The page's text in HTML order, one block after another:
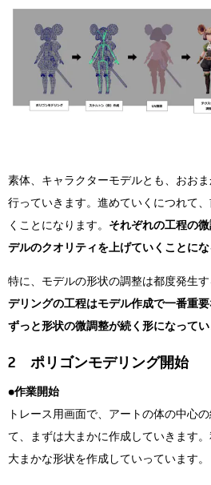
素体、キャラクターモデルとも、おお
行っていきます。進めていくにつれて
くことになります。 それぞれの工程の
デルのクオリティを上げていくことにな
特に、モデルの形状の調整は都度発生す
デリングの工程はモデル作成で一番重
ずっと形状の微調整が続く形になってい
2 ポリゴンモデリング開始
●作業開始
トレース用画面で、アートの体の中心
て、まずは大まかに作成していきます。
大まかな形状を作成していっています。